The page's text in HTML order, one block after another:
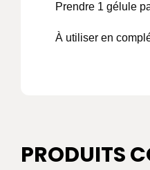
Prendre 1 gélule
À utiliser en
PRODUITS